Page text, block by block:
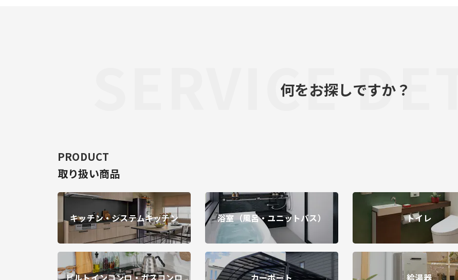
SERVICE何をお探しですか？
PRODUCT
取り扱い商品
キッチン・システムキッチン 浴室（風呂・ユニットバス） トイレ
ビルトインコンロ・ガスコンロ カーポート 給湯器